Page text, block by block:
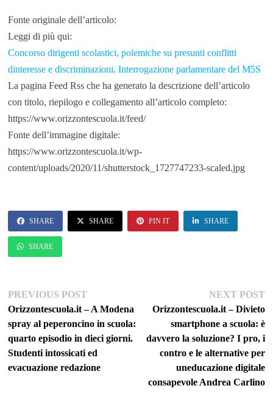
Fonte originale dell’articolo:
Leggi di più qui:
Concorso dirigenti scolastici, polemiche su presunti conflitti
dinteresse e discriminazioni. Interrogazione parlamentare del M5S
La pagina Feed Rss che ha generato la descrizione dell’articolo
con titolo, riepilogo e collegamento all’articolo completo:
https://www.orizzontescuola.it/feed/
Fonte dell’immagine digitale:
https://www.orizzontescuola.it/wp-
content/uploads/2020/11/shutterstock_1727747233-scaled.jpg
SHARE SHARE PIN IT SHARE
SHARE
Navigazione
articoli
PREVIOUS POSTPrevious
post:
Orizzontescuola.it – A Modena
spray al peperoncino in scuola:
quarto episodio in dieci giorni.
Studenti intossicati ed
evacuazione redazione
NEXT POST
Orizzontescuola.it – Divieto
smartphone a scuola: è
davvero la soluzione? I pro, i
contro e le alternative per
uneducazione digitale
consapevole Andrea Carlino